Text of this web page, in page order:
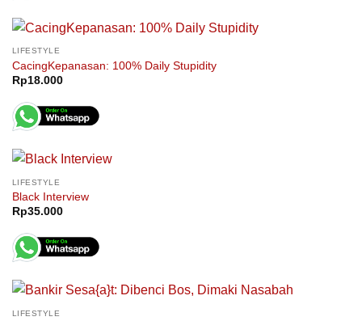
LIFESTYLE
CacingKepanasan: 100% Daily Stupidity
Rp18.000
LIFESTYLE
Black Interview
Rp35.000
LIFESTYLE